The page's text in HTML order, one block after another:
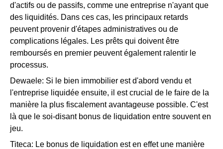
d'actifs ou de passifs, comme une entreprise n'ayant que
des liquidités. Dans ces cas, les principaux retards
peuvent provenir d'étapes administratives ou de
complications légales. Les prêts qui doivent être
remboursés en premier peuvent également ralentir le
processus.
Dewaele: Si le bien immobilier est d'abord vendu et
l'entreprise liquidée ensuite, il est crucial de le faire de la
manière la plus fiscalement avantageuse possible. C'est
là que le soi-disant bonus de liquidation entre souvent en
jeu.
Titeca: Le bonus de liquidation est en effet une manière